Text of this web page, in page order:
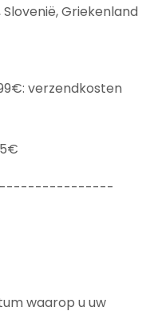
Slovenië, Griekenland
verzendkosten
waarop u uw